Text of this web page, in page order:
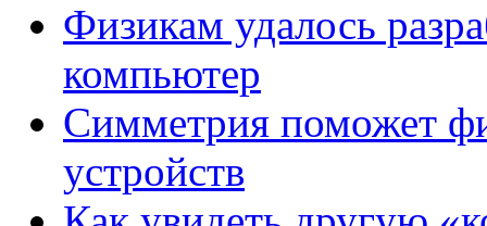
Физикам удалось
компьютер
Симметрия поможет
устройств